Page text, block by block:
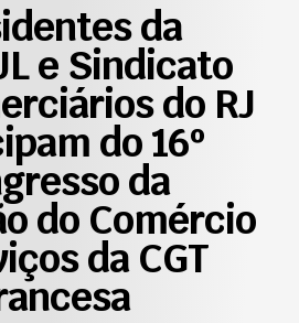
da
e Sindicato
do RJ
do 16º
da
do Comércio
da CGT